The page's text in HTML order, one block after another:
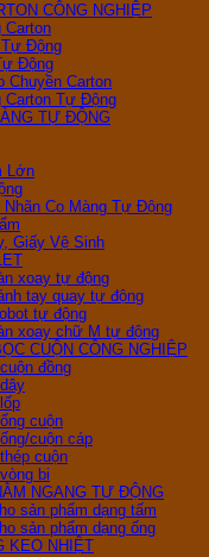
CÔNG NGHIỆP
Carton
Tự Động
Động
Chuyền Carton
Carton Tự Động
TỰ ĐỘNG
Lớn
Nhãn Co Màng Tự Động
Giấy Vệ Sinh
xoay tự động
tay quay tự động
tự động
xoay chữ M tự động
CUỘN CÔNG NGHIỆP
đồng
cuộn
cuộn cáp
cuộn
bi
NGANG TỰ ĐỘNG
sản phẩm dạng tấm
sản phẩm dạng ống
KEO NHIỆT